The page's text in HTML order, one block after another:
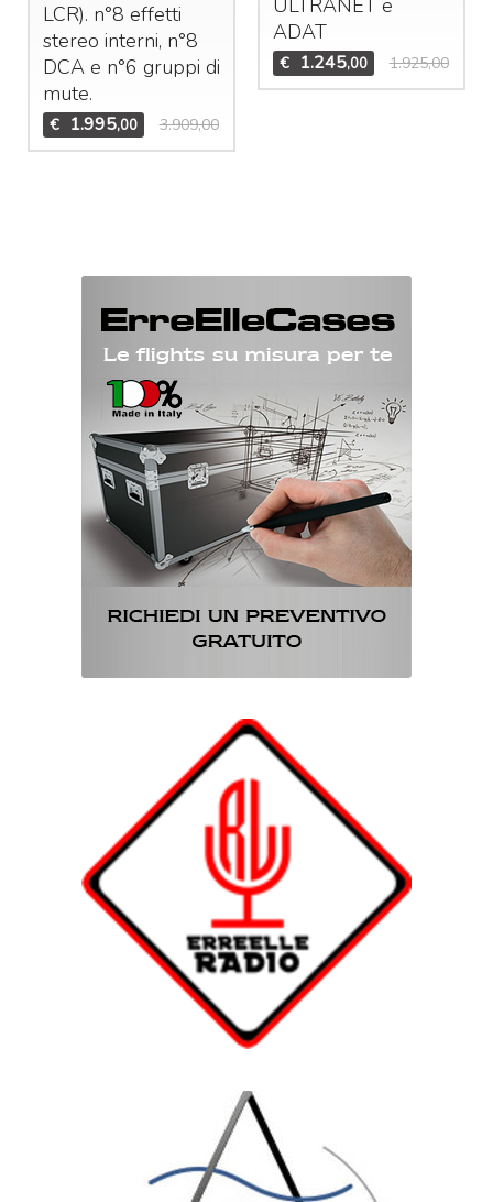
LCR). n°8 effetti
stereo interni, n°8
DCAe n°6 gruppi di
mute.
€ 1.995,00 3.909,00
ADAT
€ 1.245,00 1.925,00